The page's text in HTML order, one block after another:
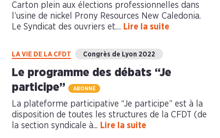
Carton plein aux élections professionnelles dans
l’usine de nickel Prony Resources New Caledonia.
Le Syndicat des ouvriers et… Lire la suite
LA VIE DE LA CFDT Congrès de Lyon 2022
Le programme des débats “Je
participe”
ABONNÉ
La plateforme participative “Je participe” est à la
disposition de toutes les structures de la CFDT (de
la section syndicale à... Lire la suite